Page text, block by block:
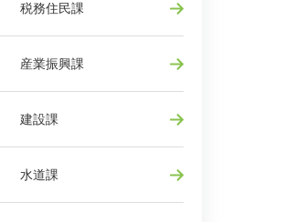
税務住民課
産業振興課
建設課
水道課